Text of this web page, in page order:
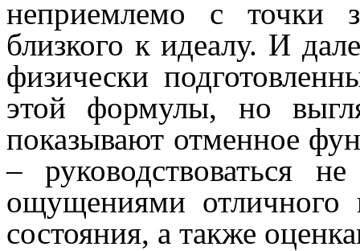
неприемлемо с точки
близкого к идеалу. И
физически
этой формулы, но
показывают отменное
– руководствоваться
ощущениями отличного
состояния, а также